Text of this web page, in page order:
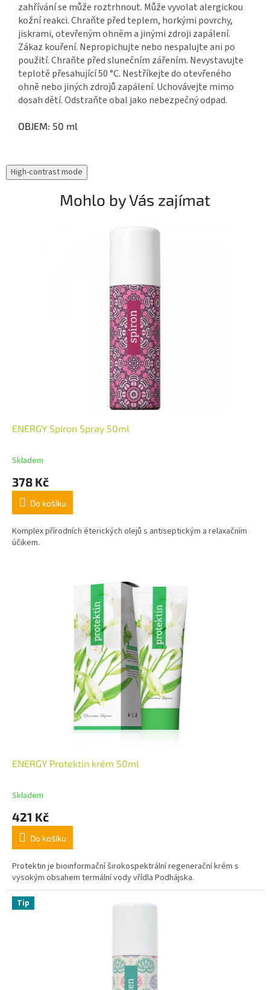
zahřívání se může roztrhnout. Může vyvolat alergickou
kožní reakci. Chraňte před teplem, horkými povrchy,
jiskrami, otevřeným ohněm a jinými zdroji zapálení.
Zákaz kouření. Nepropichujte nebo nespalujte ani po
použití. Chraňte před slunečním zářením. Nevystavujte
teplotě přesahující 50 °C. Nestříkejte do otevřeného
ohně nebo jiných zdrojů zapálení. Uchovávejte mimo
dosah dětí. Odstraňte obal jako nebezpečný odpad.
OBJEM: 50 ml
High-contrast mode
Mohlo by Vás zajímat
ENERGY Spiron Spray 50ml
Skladem
378 Kč
Do košíku
Komplex přírodních éterických olejů s antiseptickým a relaxačním
účikem.
ENERGY Protektin krém 50ml
Skladem
421 Kč
Do košíku
Protektin je bioinformační širokospektrální regenerační krém s
vysokým obsahem termální vody vřídla Podhájska.
Tip